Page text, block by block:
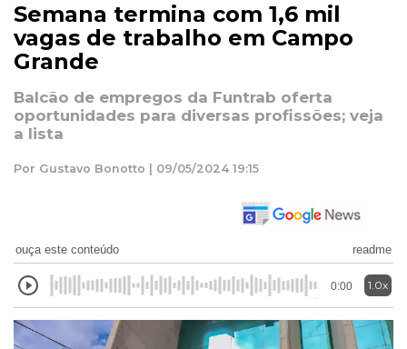
Semana termina com 1,6 mil
vagas de trabalho em Campo
Grande
Balcão de empregos da Funtrab oferta
oportunidades para diversas profissões; veja
a lista
Por Gustavo Bonotto | 09/05/2024 19:15
ouça este conteúdo readme
0:00 1.0x